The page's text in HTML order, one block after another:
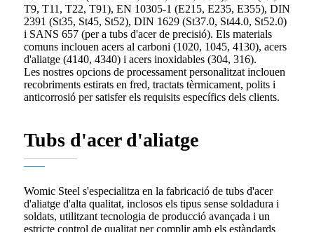
T9, T11, T22, T91), EN 10305-1 (E215, E235, E355), DIN
2391 (St35, St45, St52), DIN 1629 (St37.0, St44.0, St52.0)
i SANS 657 (per a tubs d'acer de precisió). Els materials
comuns inclouen acers al carboni (1020, 1045, 4130), acers
d'aliatge (4140, 4340) i acers inoxidables (304, 316).
Les nostres opcions de processament personalitzat inclouen
recobriments estirats en fred, tractats tèrmicament, polits i
anticorrosió per satisfer els requisits específics dels clients.
Tubs d'acer d'aliatge
Womic Steel s'especialitza en la fabricació de tubs d'acer
d'aliatge d'alta qualitat, inclosos els tipus sense soldadura i
soldats, utilitzant tecnologia de producció avançada i un
estricte control de qualitat per complir amb els estàndards